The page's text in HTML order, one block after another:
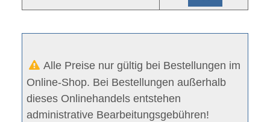
Alle Preise nur gültig bei Bestellungen im
Online-Shop. Bei Bestellungen außerhalb
dieses Onlinehandels entstehen
administrative Bearbeitungsgebühren!